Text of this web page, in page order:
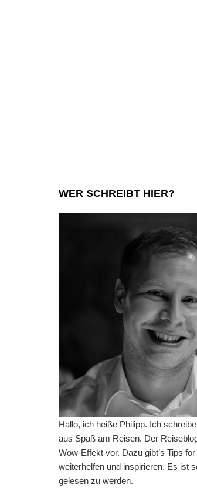
WER SCHREIBT HIER?
Hallo, ich heiße Philipp. Ich
aus Spaß am Reisen. Der
Wow-Effekt vor. Dazu gibt’s Tips
weiterhelfen und inspirieren. Es ist
gelesen zu werden.